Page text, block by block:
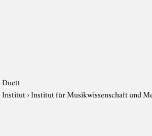
Duett
Institut›Institut für Musikwissenschaft und